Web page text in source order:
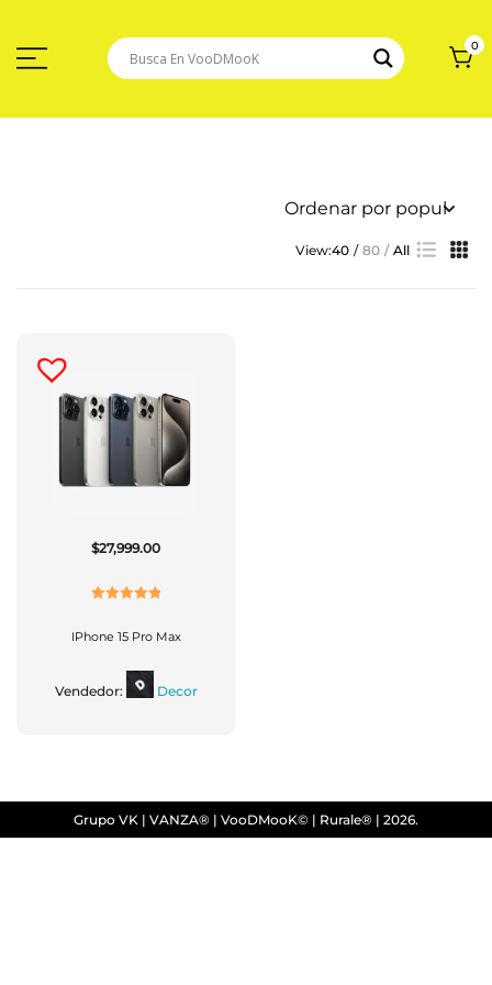
0
View:40 80 All
$27,999.00
Con 5.00De
IPhone 15 Pro Max
Vendedor: Decor
Grupo VK | VANZA® | VooDMooK© | Rurale® | 2026.